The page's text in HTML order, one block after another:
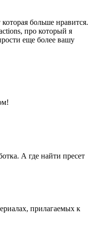
больше нравится.
про который я
еще более вашу
А где найти пресет
прилагаемых к